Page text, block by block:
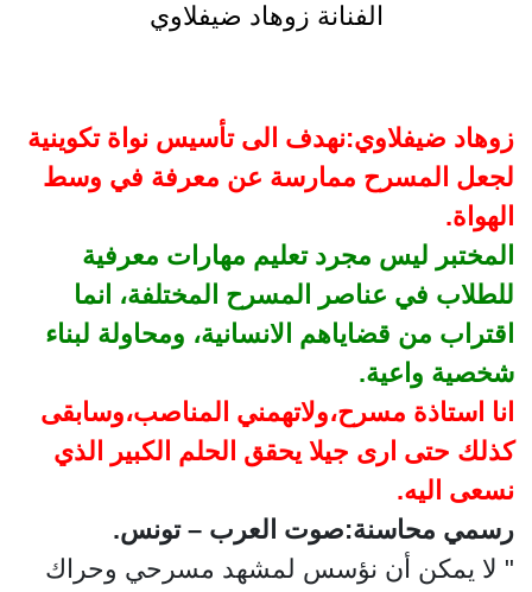
الفنانة زوهاد ضيفلاوي
زوهاد ضيفلاوي:نهدف الى تأسيس نواة تكوينية
لجعل المسرح ممارسة عن معرفة في وسط
الهواة.
المختبر ليس مجرد تعليم مهارات معرفية
للطلاب في عناصر المسرح المختلفة، انما
اقتراب من قضاياهم الانسانية، ومحاولة لبناء
شخصية واعية.
انا استاذة مسرح،ولاتهمني المناصب،وسابقى
كذلك حتى ارى جيلا يحقق الحلم الكبير الذي
نسعى اليه.
رسمي محاسنة:صوت العرب – تونس.
" لا يمكن أن نؤسس لمشهد مسرحي وحراك